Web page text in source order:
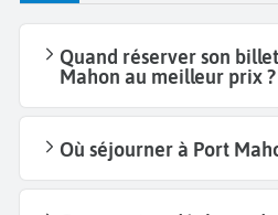
Quand réserver son
Mahon au meilleur prix ?
Où séjourner à Port